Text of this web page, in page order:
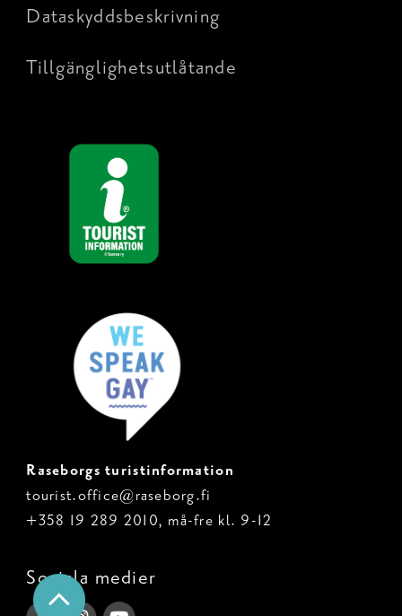
Dataskyddsbeskrivning
Tillgänglighetsutlåtande
Raseborgs turistinformation
tourist.office@raseborg.fi
+358 19 289 2010, må-fre kl. 9-12
Sociala medier